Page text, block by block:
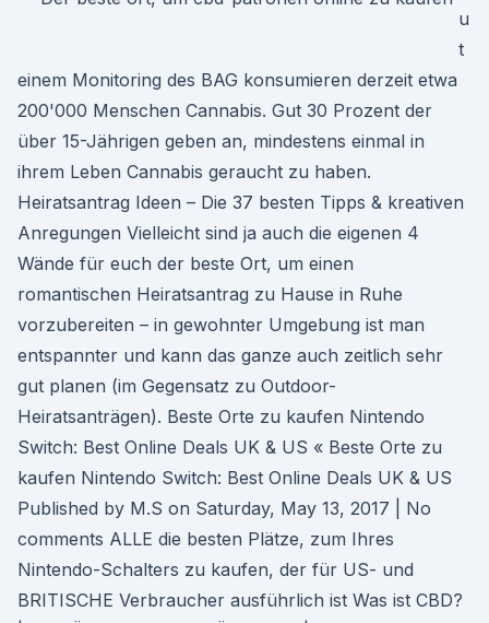
u
t
einem Monitoring des BAG konsumieren derzeit etwa
200'000 Menschen Cannabis. Gut 30 Prozent der
über 15-Jährigen geben an, mindestens einmal in
ihrem Leben Cannabis geraucht zu haben.
Heiratsantrag Ideen – Die 37 besten Tipps & kreativen
Anregungen Vielleicht sind ja auch die eigenen 4
Wände für euch der beste Ort, um einen
romantischen Heiratsantrag zu Hause in Ruhe
vorzubereiten – in gewohnter Umgebung ist man
entspannter und kann das ganze auch zeitlich sehr
gut planen (im Gegensatz zu Outdoor-
Heiratsanträgen). Beste Orte zu kaufen Nintendo
Switch: Best Online Deals UK & US « Beste Orte zu
kaufen Nintendo Switch: Best Online Deals UK & US
Published by M.S on Saturday, May 13, 2017 | No
comments ALLE die besten Plätze, zum Ihres
Nintendo-Schalters zu kaufen, der für US- und
BRITISCHE Verbraucher ausführlich ist Was ist CBD?